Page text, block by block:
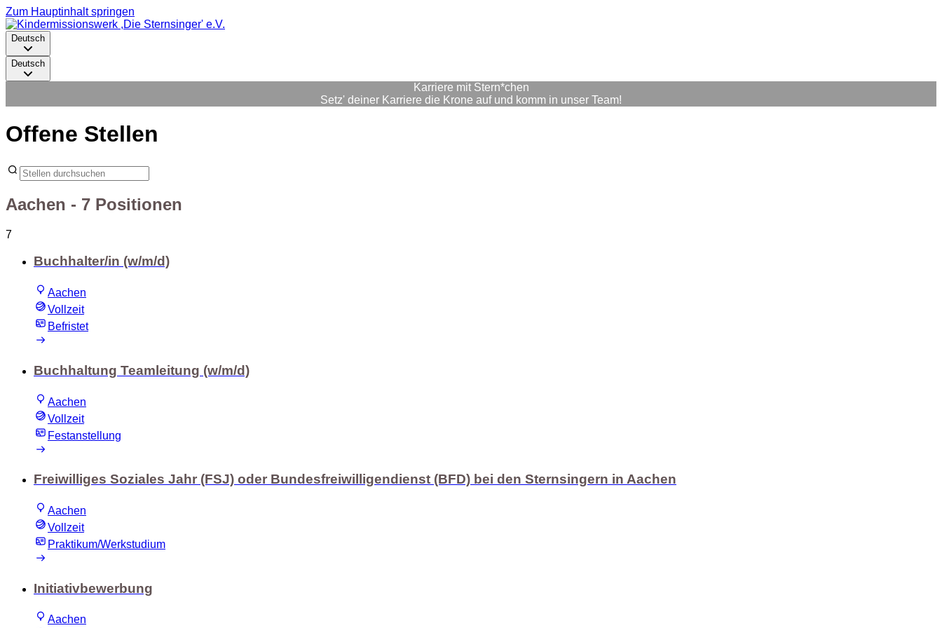
Zum Hauptinhalt springen
Deutsch
Deutsch
Karriere mit Stern*chen
Setz' deiner Karriere die Krone auf und komm in unser Team!
Offene Stellen
Aachen - 7 Positionen
7
Buchhalter/in (w/m/d)
Aachen
Vollzeit
Befristet
Buchhaltung Teamleitung (w/m/d)
Aachen
Vollzeit
Festanstellung
Freiwilliges Soziales Jahr (FSJ) oder Bundesfreiwilligendienst (BFD) bei den Sternsingern in Aachen
Aachen
Vollzeit
Praktikum/Werkstudium
Initiativbewerbung
Aachen